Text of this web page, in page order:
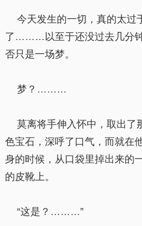
今天发生的一切，真的太过
了………以至于还没过去几分
否只是一场梦。
梦？………
莫离将手伸入怀中，取出了
色宝石，深呼了口气，而就在
身的时候，从口袋里掉出来的
的皮靴上。
“这是？………”